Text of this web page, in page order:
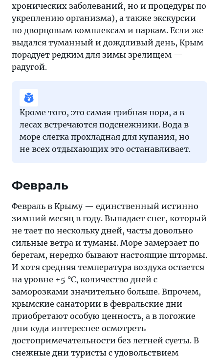
хронических заболеваний, но и процедуры по
укреплению организма), а также экскурсии
по дворцовым комплексам и паркам. Если же
выдался туманный и дождливый день, Крым
порадует редким для зимы зрелищем —
радугой.
Кроме того, это самая грибная пора, а в
лесах встречаются подснежники. Вода в
море слегка прохладная для купания, но
не всех отдыхающих это останавливает.
Февраль
Февраль в Крыму — единственный истинно
зимний месяц в году. Выпадает снег, который
не тает по нескольку дней, часты довольно
сильные ветра и туманы. Море замерзает по
берегам, нередко бывают настоящие штормы.
И хотя средняя температура воздуха остается
на уровне +5 °C, количество дней с
заморозками значительно больше. Впрочем,
крымские санатории в февральские дни
приобретают особую ценность, а в погожие
дни куда интереснее осмотреть
достопримечательности без летней суеты. В
снежные дни туристы с удовольствием